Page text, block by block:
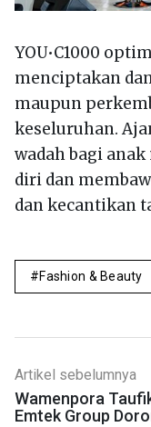
YOU•C1000
menciptakan
maupun
keseluruhan.
wadah bagi
diri dan
dan kecantikan
Fashion & Beauty
Artikel sebelumnya
Wamenpora
Emtek Group